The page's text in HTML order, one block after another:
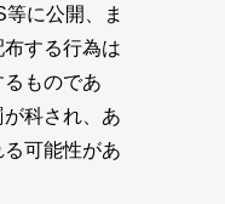
に公開、ま
する行為は
ものであ
科され、あ
可能性があ